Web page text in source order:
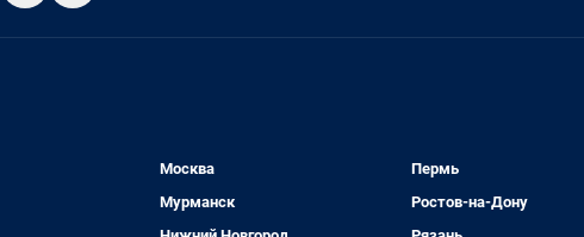
Москва
Мурманск
Пермь
Ростов-на-Дону